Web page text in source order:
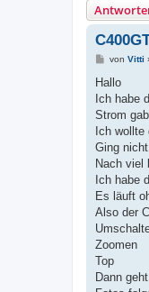
B
i
r
a
von Vitti
Hallo
Ich habe
Strom
Ich wollte
Ging nicht.
Nach viel
Ich habe
Es läuft
Also der
Zoomen
Top
Dann